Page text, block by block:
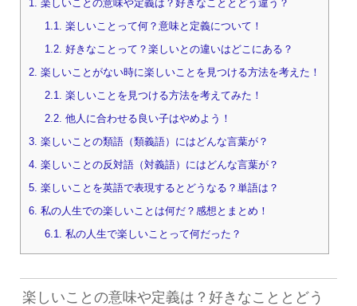
1. 楽しいことの意味や定義は？好きなこととどう違う？
1.1. 楽しいことって何？意味と定義について！
1.2. 好きなことって？楽しいとの違いはどこにある？
2. 楽しいことがない時に楽しいことを見つける方法を考えた！
2.1. 楽しいことを見つける方法を考えてみた！
2.2. 他人に合わせる良い子はやめよう！
3. 楽しいことの類語（類義語）にはどんな言葉が？
4. 楽しいことの反対語（対義語）にはどんな言葉が？
5. 楽しいことを英語で表現するとどうなる？単語は？
6. 私の人生での楽しいことは何だ？感想とまとめ！
6.1. 私の人生で楽しいことって何だった？
楽しいことの意味や定義は？好きなこととどう